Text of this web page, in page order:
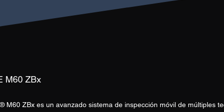
M60 ZBx
M60 ZBx es un avanzado sistema de inspección móvil de múltiples